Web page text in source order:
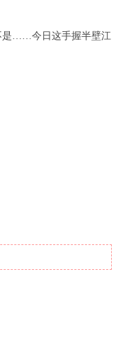
是……今日这手握半壁江